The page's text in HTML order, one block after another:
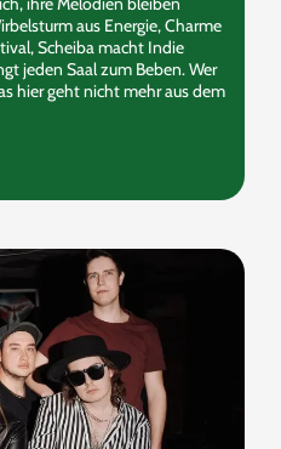
aus Energie, Charme
Scheiba macht Indie
jeden Saal zum Beben. Wer
hier geht nicht mehr aus dem